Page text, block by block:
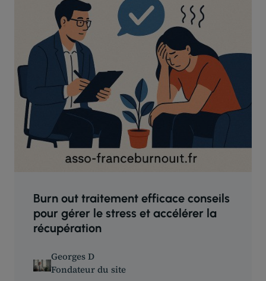
Burn out traitement efficace conseils
pour gérer le stress et accélérer la
récupération
Georges D
Fondateur du site